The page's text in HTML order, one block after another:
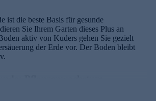
ist die beste Basis für gesunde
Sie Ihrem Garten dieses Plus an
aktiv von Kuders gehen Sie gezielt
der Erde vor. Der Boden bleibt
Pflanzenwachstum